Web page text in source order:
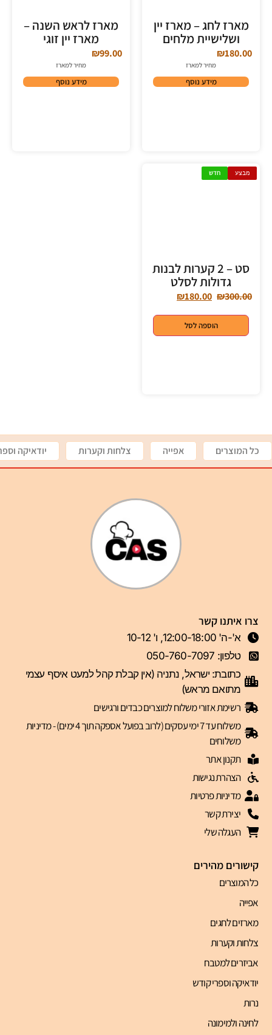
מארז לחג – מארז יין
ושלישיית מלחים
₪180.00
מחיר למארז
מידע נוסף
מארז לראש השנה –
מארז יין זוגי
₪99.00
מחיר למארז
מידע נוסף
מבצע חדש
סט – 2 קערות לבנות
גדולות לסלט
₪300.00
₪180.00
הוספה לסל
כל המוצרים אפייה צלחות וקערות יודאיקה
קישורים מהירים
כל המוצרים
אפייה
מארזים לחגים
צלחות וקערות
אביזרים למטבח
יודאיקה וספרי קודש
נרות
לחינה ולמימונה
צרו איתנו קשר
א'-ה' 12:00-18:00, ו' 10-12
טלפון: 050-760-7097
כתובת: ישראל, נתניה (אין קבלת קהל למעט איסף עצמי
מתואם מראש)
רשימת אזורי משלוח למוצרים כבדים ורגישים
משלוח עד 7 ימי עסקים (לרוב בפועל אספקה תוך 4 ימים) - מדיניות
משלוחים
תקנון אתר
הצהרת נגישות
מדיניות פרטיות
יצירת קשר
העגלה שלי